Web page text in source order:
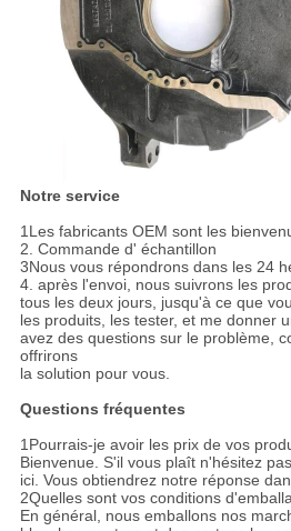
Notre service
1Les fabricants OEM sont les
2. Commande d' échantillon
3Nous vous répondrons dans les 24
4. après l'envoi, nous suivrons les
tous les deux jours, jusqu'à ce que
les produits, les tester, et me donner
avez des questions sur le problème,
offrirons
la solution pour vous.
Questions fréquentes
1Pourrais-je avoir les prix de vos
Bienvenue. S'il vous plaît n'hésitez
ici. Vous obtiendrez notre réponse
2Quelles sont vos conditions
En général, nous emballons nos